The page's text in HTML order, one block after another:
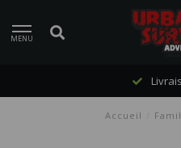
MENU
Accueil